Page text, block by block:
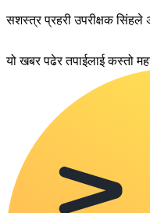
सशस्त्र प्रहरी उपरीक्षक सिंहले
यो खबर पढेर तपाईलाई कस्तो